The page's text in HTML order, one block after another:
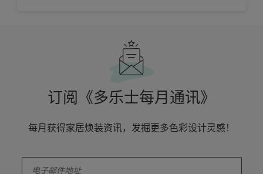
订阅《多乐士每月通讯》
每月获得家居焕装资讯，发掘更多色彩设计灵感！